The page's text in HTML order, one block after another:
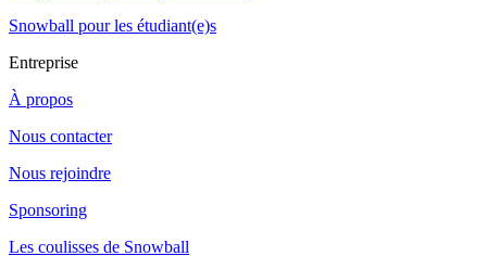
Snowball pour les étudiant(e)s
Entreprise
À propos
Nous contacter
Nous rejoindre
Sponsoring
Les coulisses de Snowball